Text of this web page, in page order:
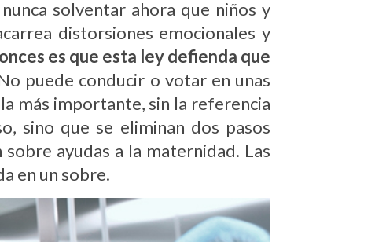
solventar ahora que niños y
distorsiones emocionales y
es que esta ley defienda que
puede conducir o votar en unas
más importante, sin la referencia
sino que se eliminan dos pasos
ayudas a la maternidad. Las
en un sobre.